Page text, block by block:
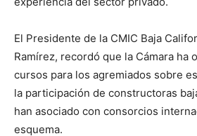
El Presidente de la CMIC Baja
Ramírez, recordó que la Cámara ha
cursos para los agremiados sobre
la participación de constructoras
han asociado con consorcios
esquema.